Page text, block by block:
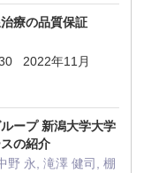
療の品質保証
2022年11月
ープ 新潟大学大学
の紹介
野 永, 滝澤 健司, 棚